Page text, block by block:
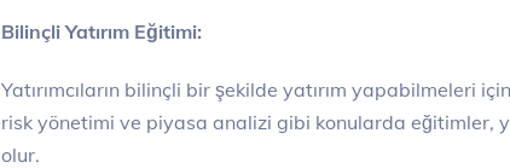
Bilinçli Yatırım Eğitimi:
Yatırımcıların bilinçli bir şekilde yatırım yapabilmeleri
risk yönetimi ve piyasa analizi gibi konularda eğitimler,
olur.